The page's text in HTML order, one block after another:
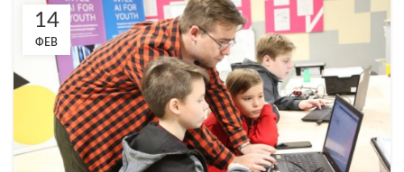
14
ФЕВ